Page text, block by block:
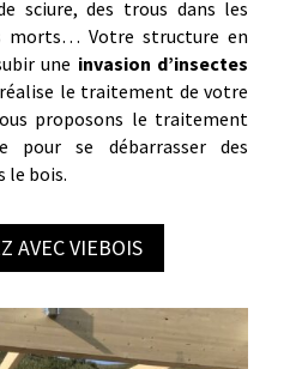
sciure, des trous dans les
morts… Votre structure en
une invasion d’insectes
réalise le traitement de votre
proposons le traitement
pour se débarrasser des
le bois.
AVEC VIEBOIS